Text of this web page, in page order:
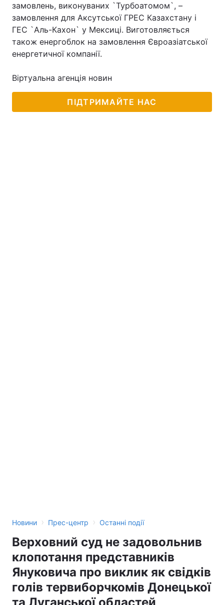
Економіка Світ
Спорт Наука
Техно і зв'язок
Зброя
Туризм
замовлень, виконуваних `Турбоатомом`, –
замовлення для Аксутської ГРЕС Казахстану і
ГЕС `Аль-Кахон` у Мексиці. Виготовляється
також енергоблок на замовлення Євроазіатської
енергетичної компанії.
Віртуальна агенція новин
ПІДТРИМАЙТЕ НАС
Новини › Прес-центр › Останні події
Верховний суд не задовольнив
клопотання представників
Януковича про виклик як свідків
голів тервиборчкомів Донецької